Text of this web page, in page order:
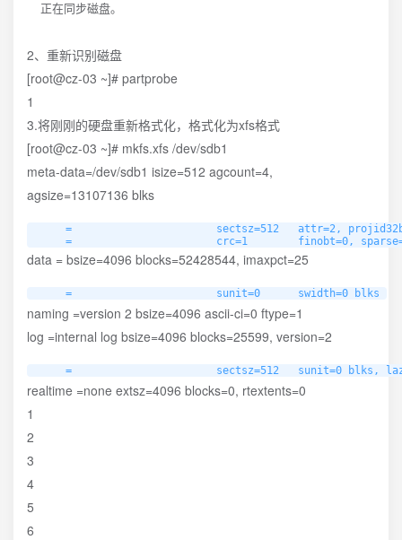
2、重新识别磁盘
[root@cz-03 ~]# partprobe
1
3.将刚刚的硬盘重新格式化，格式化为xfs格式
[root@cz-03 ~]# mkfs.xfs /dev/sdb1
meta-data=/dev/sdb1 isize=512 agcount=4,
agsize=13107136 blks
=                       sectsz=512   attr=2,
=                       crc=1        finobt=0,
data = bsize=4096 blocks=52428544, imaxpct=25
     =                       sunit=0      swidth=0 blks
naming =version 2 bsize=4096 ascii-ci=0 ftype=1
log =internal log bsize=4096 blocks=25599, version=2
=                       sectsz=512   sunit=0 blks,
realtime =none extsz=4096 blocks=0, rtextents=0
1
2
3
4
5
6